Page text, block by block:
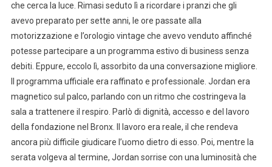
che cerca la luce. Rimasi seduto lì a ricordare i pranzi che gli
avevo preparato per sette anni, le ore passate alla
motorizzazione e l’orologio vintage che avevo venduto affinché
potesse partecipare a un programma estivo di business senza
debiti. Eppure, eccolo lì, assorbito da una conversazione migliore.
Il programma ufficiale era raffinato e professionale. Jordan era
magnetico sul palco, parlando con un ritmo che costringeva la
sala a trattenere il respiro. Parlò di dignità, accesso e del lavoro
della fondazione nel Bronx. Il lavoro era reale, il che rendeva
ancora più difficile giudicare l’uomo dietro di esso. Poi, mentre la
serata volgeva al termine, Jordan sorrise con una luminosità che